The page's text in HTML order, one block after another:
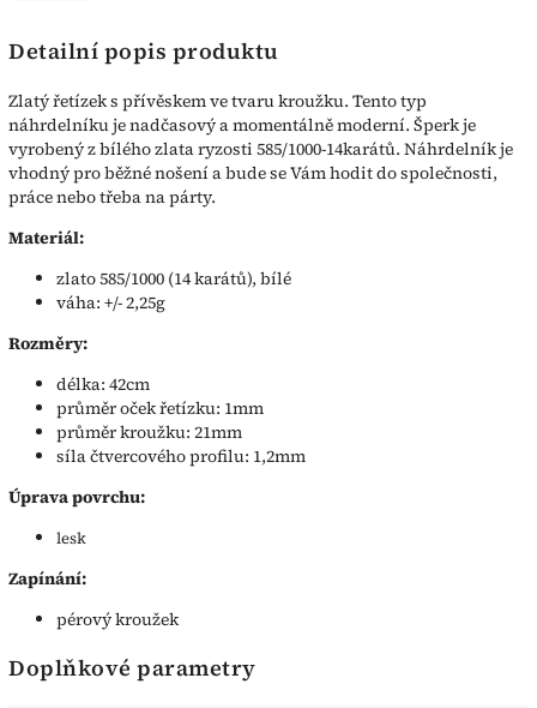
Detailní popis produktu
Zlatý řetízek s přívěskem ve tvaru kroužku. Tento typ
náhrdelníku je nadčasový a momentálně moderní. Šperk je
vyrobený z bílého zlata ryzosti 585/1000-14karátů. Náhrdelník je
vhodný pro běžné nošení a bude se Vám hodit do společnosti,
práce nebo třeba na párty.
Materiál:
zlato 585/1000 (14 karátů), bílé
váha: +/- 2,25g
Rozměry:
délka: 42cm
průměr oček řetízku: 1mm
průměr kroužku: 21mm
síla čtvercového profilu: 1,2mm
Úprava povrchu:
lesk
Zapínání:
pérový kroužek
Doplňkové parametry